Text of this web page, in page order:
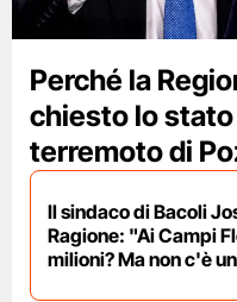
Perché la
chiesto lo
terremoto di
Il sindaco di Bacoli
Ragione: "Ai Campi
milioni? Ma non c'è